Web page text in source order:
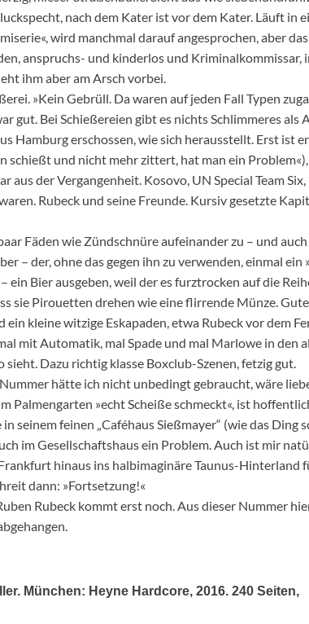
nach dem Kater ist vor dem Kater. Läuft in
wird manchmal darauf angesprochen, aber
anspruchs- und kinderlos und Kriminalkommissar,
ihm aber am Arsch vorbei.
»Kein Gebrüll. Da waren auf jeden Fall Typen
gut. Bei Schießereien gibt es nichts Schlimmeres als
Hamburg erschossen, wie sich herausstellt. Erst ist
schießt und nicht mehr zittert, hat man ein
aus der Vergangenheit. Kosovo, UN Special Team Six,
Rubeck und seine Freunde. Kursiv gesetzte
Fäden wie Zündschnüre aufeinander zu – und
– der, ohne das gegen ihn zu verwenden, einmal ein
ein Bier ausgeben, weil der es furztrocken auf die
sie Pirouetten drehen wie eine flirrende Münze.
kleine witzige Eskapaden, etwa Rubeck vor dem
mit Automatik, mal Spade und mal Marlowe in den
sieht. Dazu richtig klasse Boxclub-Szenen, fetzig gut.
hätte ich nicht unbedingt gebraucht, wäre
Palmengarten »echt Scheiße schmeckt«, ist
seinem feinen „Caféhaus Sießmayer“ (wie das Ding
im Gesellschaftshaus ein Problem. Auch ist mir
hinaus ins halbimaginäre Taunus-Hinterland
dann: »Fortsetzung!«
Rubeck kommt erst noch. Aus dieser Nummer
München: Heyne Hardcore, 2016. 240 Seiten,